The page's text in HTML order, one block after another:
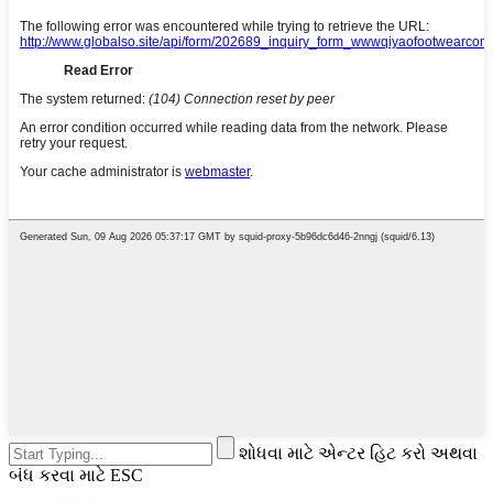
શોધવા માટે એન્ટર હિટ કરો અથવા
બંધ કરવા માટે ESC